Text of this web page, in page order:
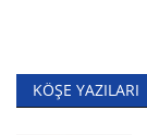
KÖŞE YAZILARI